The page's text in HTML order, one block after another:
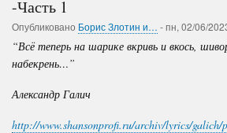
2
-Часть 1
Опубликовано Борис Злотин и… -пн, 02/06/
“Всё теперь на шарике вкривь и вкось,
набекрень…”
Александр Галич
http://www.shansonprofi.ru/archiv/lyrics/